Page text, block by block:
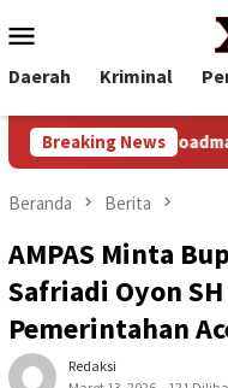
ke
kontenMobile
Daerah Kriminal
Breaking News
Roadmap
Beranda Berita
AMPAS Minta
Safriadi Oyon
Pemerintahan
Redaksi